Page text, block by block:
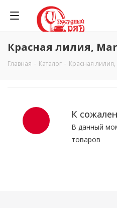
Красная лилия,
Главная - Каталог - Красная
К
В данный
товаров